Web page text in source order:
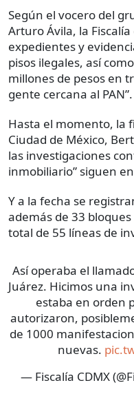
Según el vocero del
Arturo Ávila, la
expedientes y
pisos ilegales, así
millones de pesos en
gente cercana al PAN”.
Hasta el momento, la
Ciudad de México,
las investigaciones
inmobiliario” siguen
Y a la fecha se
además de 33
total de 55 líneas de
Así operaba el
Juárez. Hicimos una
estaba en orden
autorizaron,
de 1000
nuevas.
— Fiscalía CDMX